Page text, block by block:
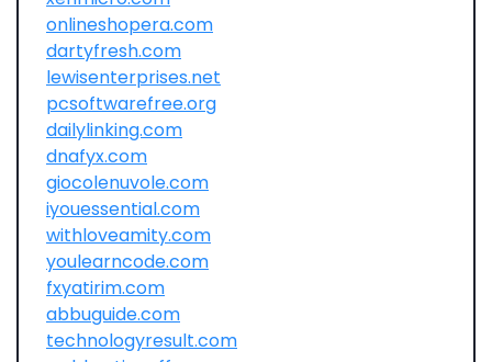
onlineshopera.com
dartyfresh.com
lewisenterprises.net
pcsoftwarefree.org
dailylinking.com
dnafyx.com
giocolenuvole.com
iyouessential.com
withloveamity.com
youlearncode.com
fxyatirim.com
abbuguide.com
technologyresult.com